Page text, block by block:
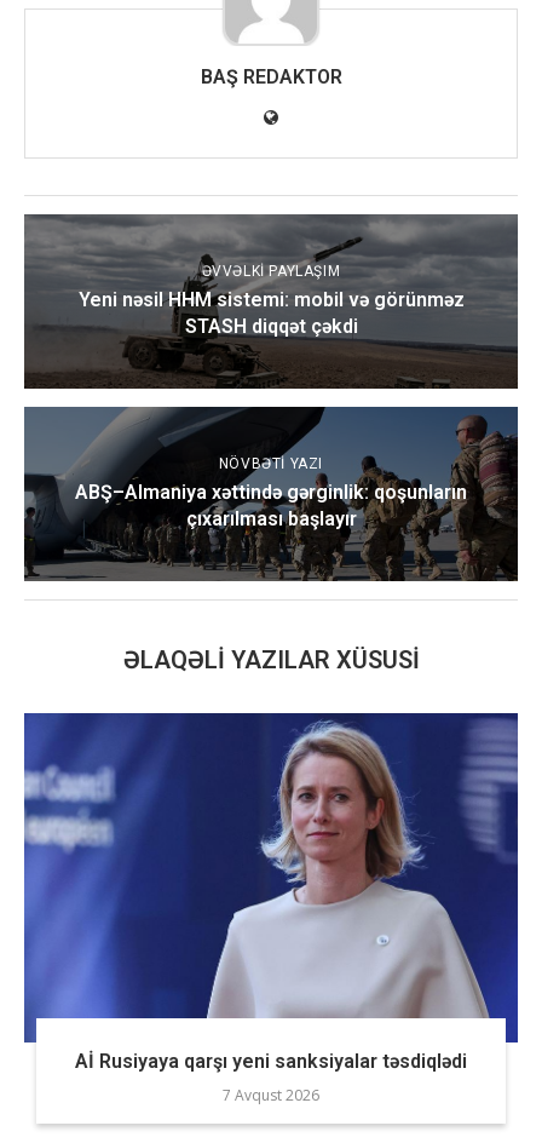
BAŞ REDAKTOR
ƏVVƏLKI PAYLAŞIM
Yeni nəsil HHM sistemi: mobil və görünməz
STASH diqqət çəkdi
NÖVBƏTI YAZI
ABŞ–Almaniya xəttində gərginlik: qoşunların
çıxarılması başlayır
ƏLAQƏLI YAZILAR XÜSUSI
Aİ Rusiyaya qarşı yeni sanksiyalar təsdiqlədi
7 Avqust 2026